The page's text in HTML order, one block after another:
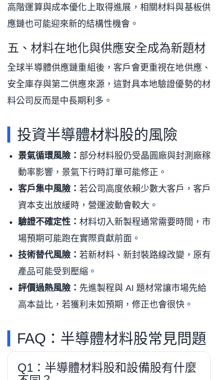
高階運算與成本優化上取得進展，相關材料與基板供
應鏈也可能迎來新的結構性機會。
五、材料在地化與供應安全成為新題材
全球半導體供應鏈重組後，客戶會更重視在地供應、
安全庫存與第二供應來源，這對具本地驗證優勢的材
料公司反而是中長期利多。
投資半導體材料股的風險
景氣循環風險： 部分材料股仍受晶圓廠與封測廠稼
動率影響，景氣下行時訂單可能修正。
客戶集中風險： 若公司高度依賴少數大客戶，客戶
資本支出放緩時，營運波動會較大。
驗證不確定性： 材料切入新製程通常需要時間，市
場預期可能跑在實際貢獻前面。
技術替代風險： 若新材料、新封裝路線改變，原有
產品可能受到壓縮。
評價過熱風險： 先進製程與 AI 題材常讓市場先給
高本益比，若獲利未如預期，修正也會很快。
FAQ：半導體材料股常見問題
Q1：半導體材料股和設備股有什麼